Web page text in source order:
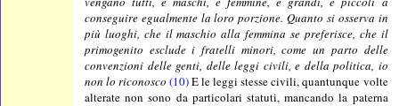
conseguire egualmente la loro porzione. Quanto si osserva in
più luoghi, che il maschio alla femmina se preferisce, che il
primogenito esclude i fratelli minori, come un parto delle
convenzioni delle genti, delle leggi civili, e della politica, io
non lo riconosco (10)E le leggi stesse civili, quantunque volte
alterate non sono da particolari statuti, mancando la paterna